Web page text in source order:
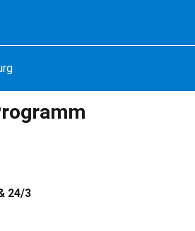
Brandenburg
24/3